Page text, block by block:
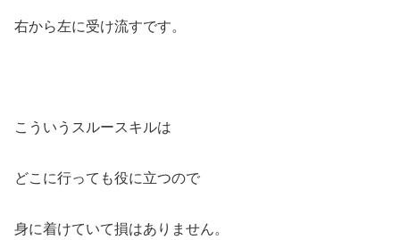
右から左に受け流すです。
こういうスルースキルは
どこに行っても役に立つので
身に着けていて損はありません。